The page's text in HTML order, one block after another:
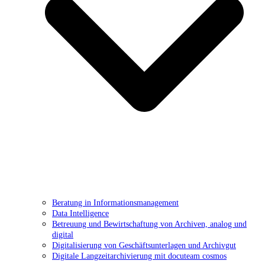
Beratung in Informationsmanagement
Data Intelligence
Betreuung und Bewirtschaftung von Archiven, analog und
digital
Digitalisierung von Geschäftsunterlagen und Archivgut
Digitale Langzeitarchivierung mit docuteam cosmos